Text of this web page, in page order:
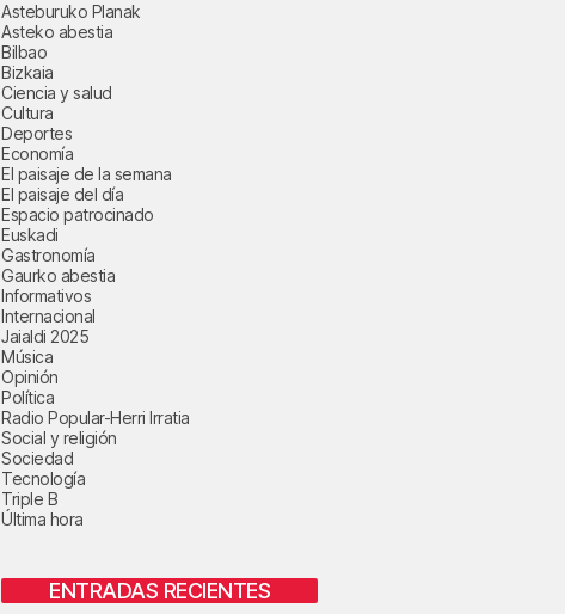
Asteburuko Planak
Asteko abestia
Bilbao
Bizkaia
Ciencia y salud
Cultura
Deportes
Economía
El paisaje de la semana
El paisaje del día
Espacio patrocinado
Euskadi
Gastronomía
Gaurko abestia
Informativos
Internacional
Jaialdi 2025
Música
Opinión
Política
Radio Popular-Herri Irratia
Social y religión
Sociedad
Tecnología
Triple B
Última hora
ENTRADAS RECIENTES